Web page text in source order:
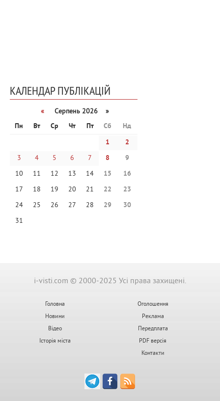
КАЛЕНДАР ПУБЛІКАЦІЙ
«
Серпень 2026 »
Пн
Вт Ср Чт Пт Сб
Нд
1
2
3
4 5 6 7 8
9
10
11 12 13 14 15
16
17
18 19 20 21 22
23
24
25 26 27 28 29
30
31
i-visti.com © 2000-2025 Усі права захищені.
Головна
Новини
Відео
Історія міста
Оголошення
Реклама
Передплата
PDF версія
Контакти